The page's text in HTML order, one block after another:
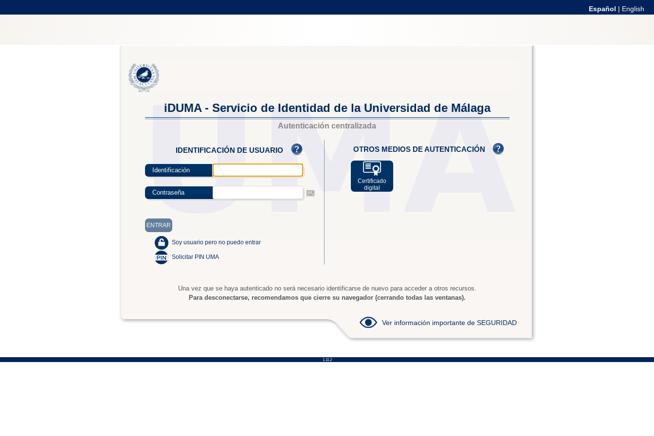
Español | English
iDUMA - Servicio de Identidad de la Universidad de Málaga
Autenticación centralizada
IDENTIFICACIÓN DE USUARIO
Identificación
Contraseña
Soy usuario pero no puedo entrar
Solicitar PIN UMA
OTROS MEDIOS DE AUTENTICACIÓN
Certificado
digital
Una vez que se haya autenticado no será necesario identificarse de nuevo para acceder a otros recursos.
Para desconectarse, recomendamos que cierre su navegador (cerrando todas las ventanas).
Ver información importante de SEGURIDAD
1.11.2